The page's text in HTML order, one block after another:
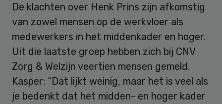
De klachten over Henk Prins zijn afkomstig
van zowel mensen op de werkvloer als
medewerkers in het middenkader en hoger.
Uit die laatste groep hebben zich bij CNV
Zorg & Welzijn veertien mensen gemeld.
Kasper: “Dat lijkt weinig, maar het is veel als
je bedenkt dat het midden- en hoger kader